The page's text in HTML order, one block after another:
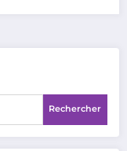
Rechercher